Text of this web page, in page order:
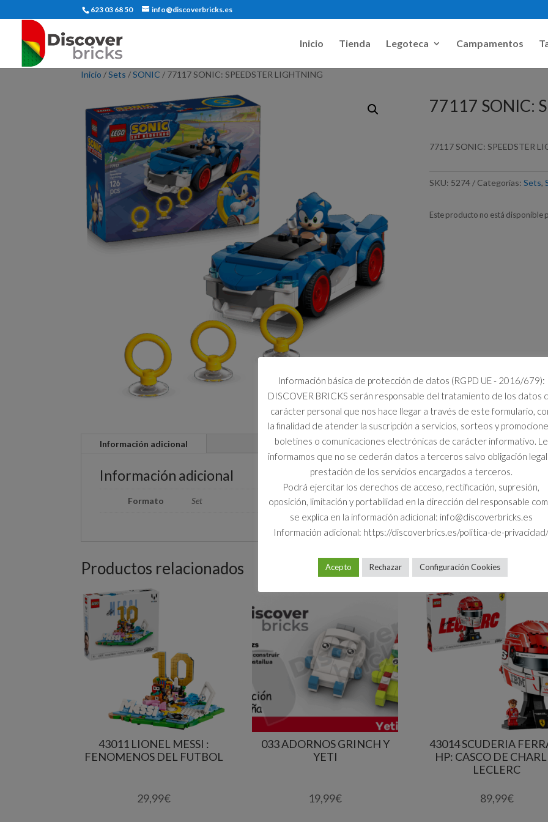
623 03 68 50 info@discoverbricks.es
Inicio Tienda Legoteca Campamentos
Inicio /Sets /SONIC / 77117 SONIC: SPEEDSTER LIGHTNING
77117 SONIC:
77117 SONIC: SPEEDSTER
SKU: 5274 Categorías: Sets,
Este producto no está disponible
Información adicional
Información adicional
Formato Set
Productos relacionados
43011 LIONEL MESSI :
FENOMENOS DEL FUTBOL
29,99€
033 ADORNOS GRINCH Y
YETI
19,99€
43014 SCUDERIA
HP: CASCO DE
LECLERC
89,99€
Información básica de protección de datos (RGPD UE - 2016/679):
DISCOVER BRICKS serán responsable del tratamiento de los datos
carácter personal que nos hace llegar a través de este formulario,
la finalidad de atender la suscripción a servicios, sorteos y
boletines o comunicaciones electrónicas de carácter informativo. Le
informamos que no se cederán datos a terceros salvo obligación
prestación de los servicios encargados a terceros.
Podrá ejercitar los derechos de acceso, rectificación, supresión,
oposición, limitación y portabilidad en la dirección del responsable
se explica en la información adicional: info@discoverbricks.es
Información adicional: https://discoverbrics.es/politica-de-privacidad/
Acepto Rechazar Configuración Cookies